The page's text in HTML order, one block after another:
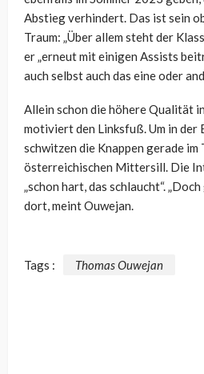
Abstieg verhindert. Das ist sein
Traum: „Über allem steht der
er „erneut mit einigen Assists
auch selbst auch das eine oder
Allein schon die höhere Qualität
motiviert den Linksfuß. Um in der
schwitzen die Knappen gerade
österreichischen Mittersill. Die
„schon hart, das schlaucht“.
dort, meint Ouwejan.
Tags : Thomas Ouwejan